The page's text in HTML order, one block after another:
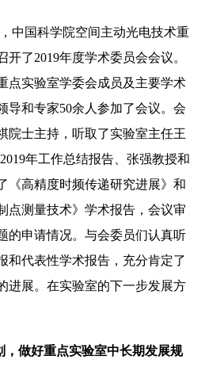
中国科学院空间主动光电技术重
开了2019年度学术委员会会议。
点实验室学委会成员及主要学术
导和专家50余人参加了会议。会
院士主持，听取了实验室主任王
年工作总结报告、张强教授和
《高精度时频传递研究进展》和
点测量技术》学术报告，会议审
的申请情况。与会委员们认真听
和代表性学术报告，充分肯定了
进展。在实验室的下一步发展方
，做好重点实验室中长期发展规